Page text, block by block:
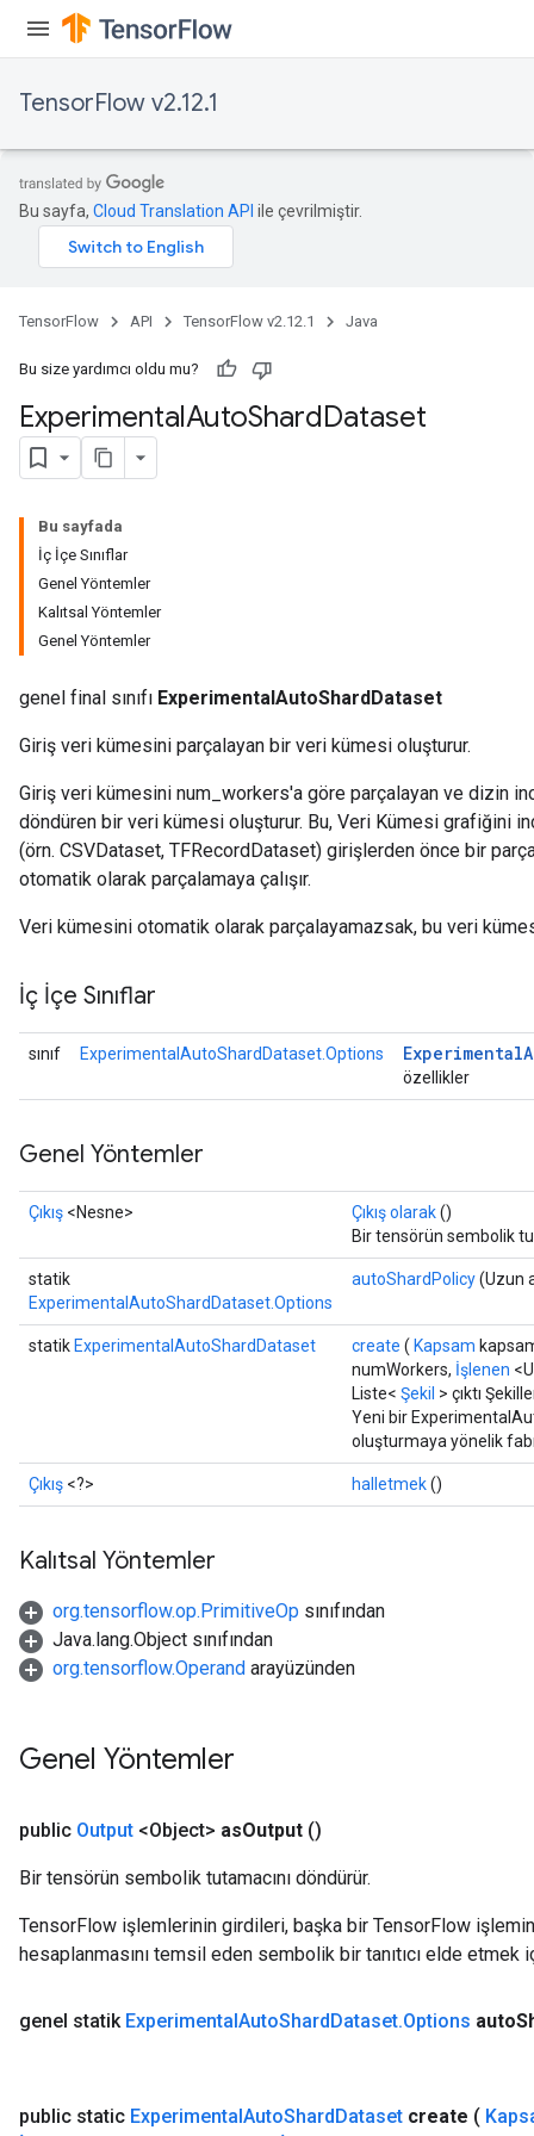
TensorFlow v2.12.1
Bu sayfa, Cloud Translation API ile çevrilmiştir.
TensorFlow API TensorFlow v2.12.1 Java
Bu size yardımcı oldu mu?
ExperimentalAutoShardDataset
Bu sayfada
İç İçe Sınıflar
Genel Yöntemler
Kalıtsal Yöntemler
Genel Yöntemler
genel final sınıfı ExperimentalAutoShardDataset
Giriş veri kümesini parçalayan bir veri kümesi oluşturur.
Giriş veri kümesini num_workers'a göre parçalayan ve dizin
döndüren bir veri kümesi oluşturur. Bu, Veri Kümesi grafiğini
(örn. CSVDataset, TFRecordDataset) girişlerden önce bir
otomatik olarak parçalamaya çalışır.
Veri kümesini otomatik olarak parçalayamazsak, bu veri
İç İçe Sınıflar
sınıf ExperimentalAutoShardDataset.Options Experimental
özellikler
Genel Yöntemler
Çıkış <Nesne> Çıkış olarak()
Bir tensörün sembolik
statik
ExperimentalAutoShardDataset.Options
autoShardPolicy(Uzun
statik ExperimentalAutoShardDataset create ( Kapsam
numWorkers, İşlenen
Liste< Şekil > çıktı
Yeni bir
oluşturmaya yönelik
Çıkış <?> halletmek()
Kalıtsal Yöntemler
org.tensorflow.op.PrimitiveOp sınıfından
Java.lang.Object sınıfından
org.tensorflow.Operand arayüzünden
Genel Yöntemler
public Output <Object> asOutput ()
Bir tensörün sembolik tutamacını döndürür.
TensorFlow işlemlerinin girdileri, başka bir TensorFlow
hesaplanmasını temsil eden sembolik bir tanıtıcı elde etmek
genel statik ExperimentalAutoShardDataset.Options auto
public static ExperimentalAutoShardDataset create (